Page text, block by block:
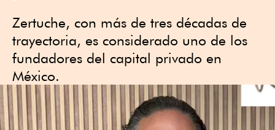
Zertuche, con más de tres décadas de
trayectoria, es considerado uno de los
fundadores del capital privado en
México.